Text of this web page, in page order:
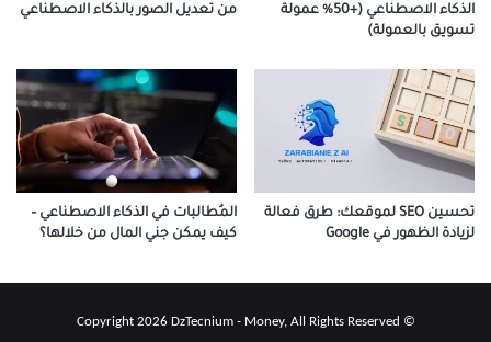
الذكاء الاصطناعي (+50% عمولة
تسويق بالعمولة)
من تعديل الصور بالذكاء الاصطناعي
تحسين SEO لموقعك: طرق فعالة
لزيادة الظهور في Google
المُطالبات في الذكاء الاصطناعي –
كيف يمكن جني المال من خلالها؟
© Copyright 2026 DzTecnium - Money, All Rights Reserved